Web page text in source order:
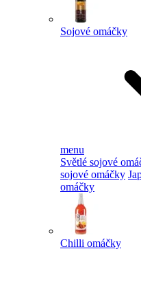
Sojové omáčky
menu
Světlé sojové
sojové omáčky
omáčky
Chilli omáčky